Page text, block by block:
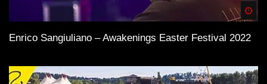
Enrico Sangiuliano – Awakenings Easter Festival 2022